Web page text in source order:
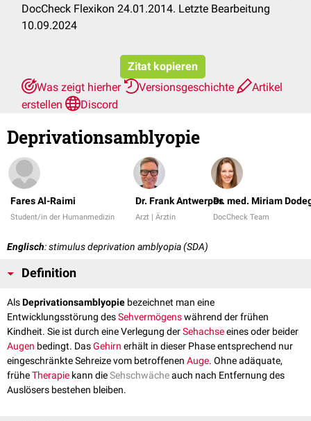
DocCheck Flexikon 24.01.2014. Letzte Bearbeitung
10.09.2024
Zitat kopieren
Was zeigt hierher
Versionsgeschichte
Artikel
erstellen
Discord
Deprivationsamblyopie
Fares Al-Raimi
Student/in der Humanmedizin
Dr. Frank Antwerpes
Arzt | Ärztin
Dr. med. Miriam
DocCheck Team
Englisch: stimulus deprivation amblyopia (SDA)
Definition
AlsDeprivationsamblyopie bezeichnet man eine
Entwicklungsstörung desSehvermögenswährend der frühen
Kindheit. Sie ist durch eine Verlegung derSehachseeines oder beider
Augen bedingt. DasGehirn erhält in dieser Phase entsprechend nur
eingeschränkte Sehreize vom betroffenen Auge. Ohne adäquate,
früheTherapie kann dieSehschwächeauch nach Entfernung des
Auslösers bestehen bleiben.